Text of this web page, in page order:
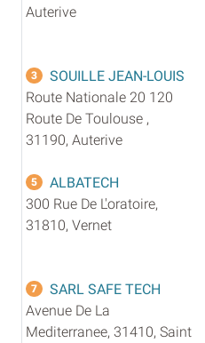
Auterive
3
SOUILLE JEAN-LOUIS
Route Nationale 20 120
Route De Toulouse ,
31190, Auterive
5
ALBATECH
300 Rue De L'oratoire,
31810, Vernet
7
SARL SAFE TECH
Avenue De La
Mediterranee, 31410, Saint